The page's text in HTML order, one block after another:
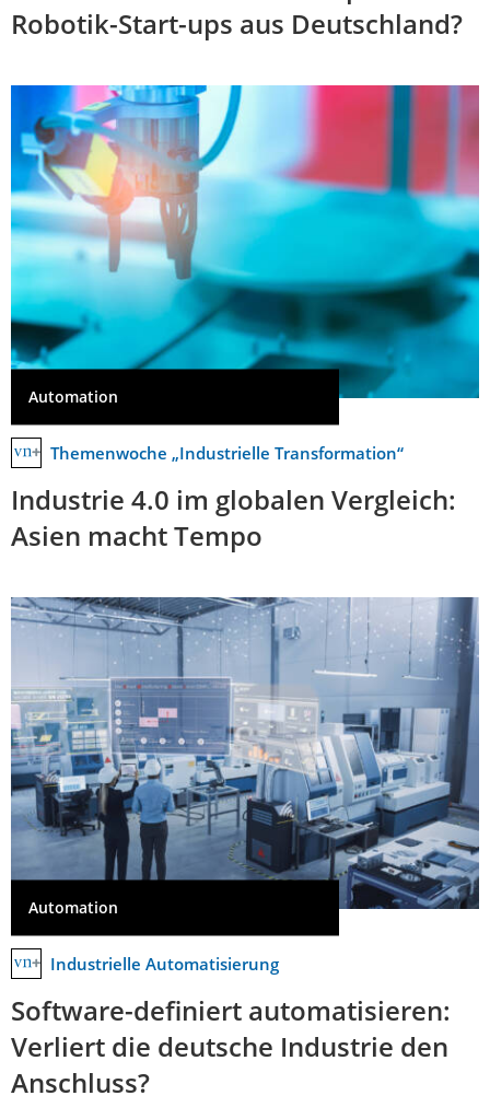
Robotik-Start-ups aus Deutschland?
Automation
Themenwoche „Industrielle Transformation“
Industrie 4.0 im globalen Vergleich:
Asien macht Tempo
Automation
Industrielle Automatisierung
Software-definiert automatisieren:
Verliert die deutsche Industrie den
Anschluss?